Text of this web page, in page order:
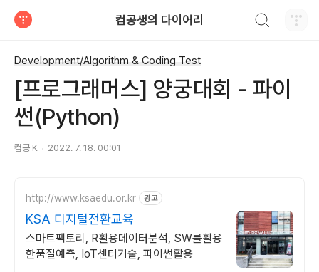
컴공생의 다이어리
Development/Algorithm & Coding Test
[프로그래머스] 양궁대회 - 파이
썬(Python)
컴공 K 2022. 7. 18. 00:01
http://www.ksaedu.or.kr 광고
KSA 디지털전환교육
스마트팩토리, R활용데이터분석, SW를활용
한품질예측, IoT센터기술, 파이썬활용